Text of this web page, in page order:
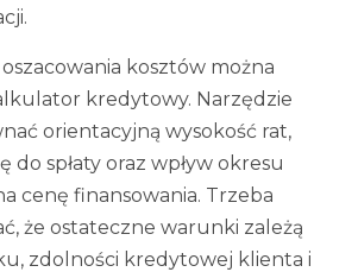
kosztów można
kredytowy. Narzędzie
orientacyjną wysokość rat,
do spłaty oraz wpływ okresu
cenę finansowania. Trzeba
że ostateczne warunki zależą
zdolności kredytowej klienta i